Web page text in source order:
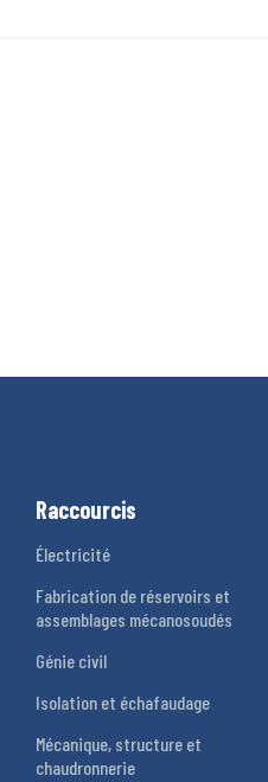
Raccourcis
Électricité
Fabrication de réservoirs et
assemblages mécanosoudés
Génie civil
Isolation et échafaudage
Mécanique, structure et
chaudronnerie